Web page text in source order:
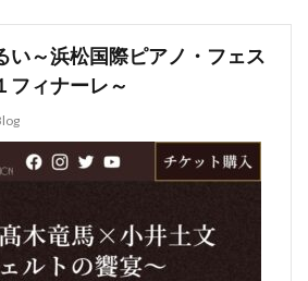
い～浜松国際ピアノ・フェス
フィナーレ～